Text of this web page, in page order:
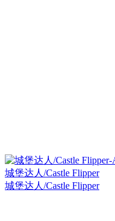
城堡达人/Castle Flipper
城堡达人/Castle Flipper